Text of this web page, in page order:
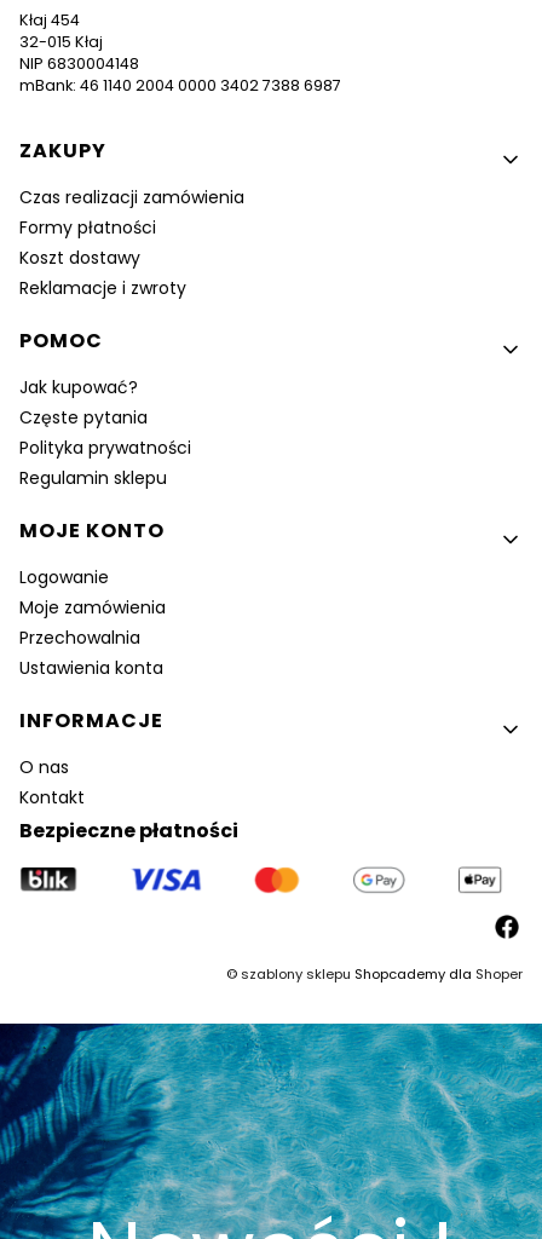
Kłaj 454
32-015 Kłaj
NIP 6830004148
mBank: 46 1140 2004 0000 3402 7388 6987
Linki w stopce
ZAKUPY
Czas realizacji zamówienia
Formy płatności
Koszt dostawy
Reklamacje i zwroty
POMOC
Jak kupować?
Częste pytania
Polityka prywatności
Regulamin sklepu
MOJE KONTO
Logowanie
Moje zamówienia
Przechowalnia
Ustawienia konta
INFORMACJE
O nas
Kontakt
Bezpieczne płatności
©szablony sklepu Shopcademy dla Shoper